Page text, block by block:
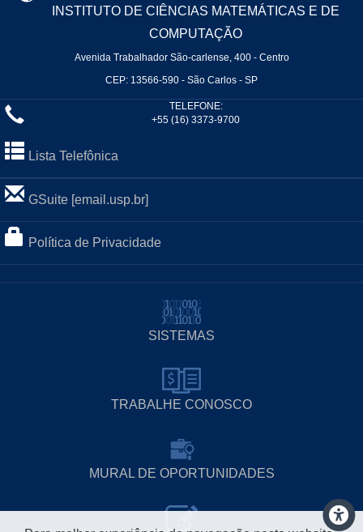
INSTITUTO DE CIÊNCIAS MATEMÁTICAS E DE
COMPUTAÇÃO
Avenida Trabalhador São-carlense, 400 - Centro
CEP: 13566-590 - São Carlos - SP
TELEFONE:
+55 (16) 3373-9700
Lista Telefônica
GSuite [email.usp.br]
Política de Privacidade
SISTEMAS
TRABALHE CONOSCO
MURAL DE OPORTUNIDADES